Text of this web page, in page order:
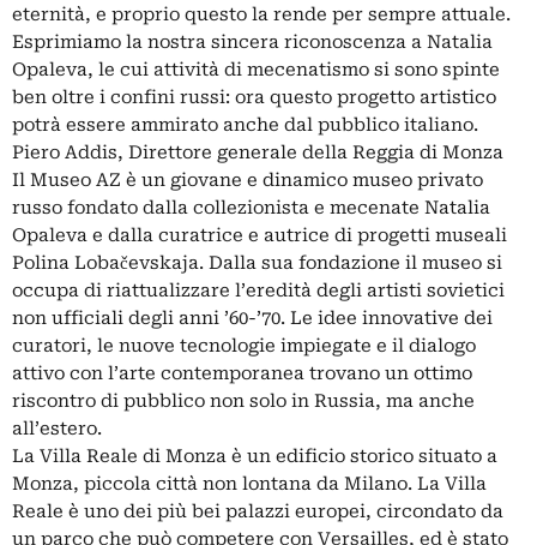
eternità, e proprio questo la rende per sempre attuale.
Esprimiamo la nostra sincera riconoscenza a Natalia
Opaleva, le cui attività di mecenatismo si sono spinte
ben oltre i confini russi: ora questo progetto artistico
potrà essere ammirato anche dal pubblico italiano.
Piero Addis, Direttore generale della Reggia di Monza
Il Museo AZ è un giovane e dinamico museo privato
russo fondato dalla collezionista e mecenate Natalia
Opaleva e dalla curatrice e autrice di progetti museali
Polina Lobačevskaja. Dalla sua fondazione il museo si
occupa di riattualizzare l’eredità degli artisti sovietici
non ufficiali degli anni ’60-’70. Le idee innovative dei
curatori, le nuove tecnologie impiegate e il dialogo
attivo con l’arte contemporanea trovano un ottimo
riscontro di pubblico non solo in Russia, ma anche
all’estero.
La Villa Reale di Monza è un edificio storico situato a
Monza, piccola città non lontana da Milano. La Villa
Reale è uno dei più bei palazzi europei, circondato da
un parco che può competere con Versailles, ed è stato